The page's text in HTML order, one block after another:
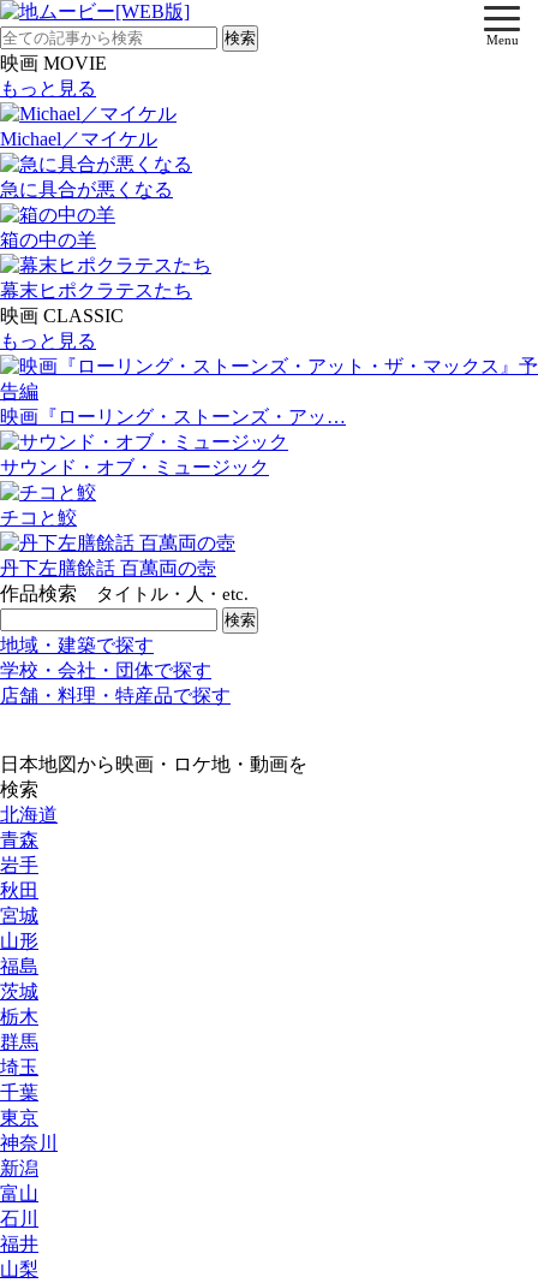
Menu
映画 MOVIE
もっと見る
Michael／マイケル
急に具合が悪くなる
箱の中の羊
幕末ヒポクラテスたち
映画 CLASSIC
もっと見る
映画『ローリング・ストーンズ・アッ…
サウンド・オブ・ミュージック
チコと鮫
丹下左膳餘話 百萬両の壺
作品検索
タイトル・人・etc.
地域・建築で探す
学校・会社・団体で探す
店舗・料理・特産品で探す
日本地図から映画・ロケ地・動画を
検索
北海道
青森
岩手
秋田
宮城
山形
福島
茨城
栃木
群馬
埼玉
千葉
東京
神奈川
新潟
富山
石川
福井
山梨